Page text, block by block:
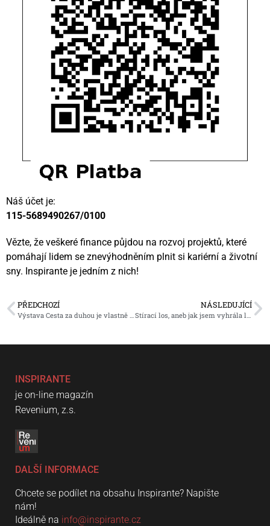
Náš účet je:
115-5689490267/0100
Vězte, že veškeré finance půjdou na rozvoj projektů, které
pomáhají lidem se znevýhodněním plnit si kariérní a životní
sny. Inspirante je jedním z nich!
PŘEDCHOZÍ NÁSLEDUJÍCÍ
INSPIRANTE
je on-line magazín
Revenium, z.s.
DALŠÍ INFORMACE
Chcete se podílet na obsahu Inspirante? Napište
nám!
Ideálně na info@inspirante.cz